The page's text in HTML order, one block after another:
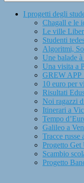
I progetti degli
Chagall e le
Le ville
Studenti
Algoritmi,
Une balade
Una visita a
GREW
10 euro per
Risultati
Noi ragazzi
Itinerari a
Tempo
Galileo a
Tracce russe
Progetto Get
Scambio
Progetto